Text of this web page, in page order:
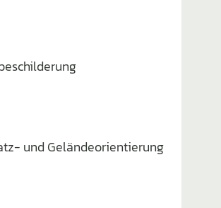
und Gelän­de­ori­en­tie­rung